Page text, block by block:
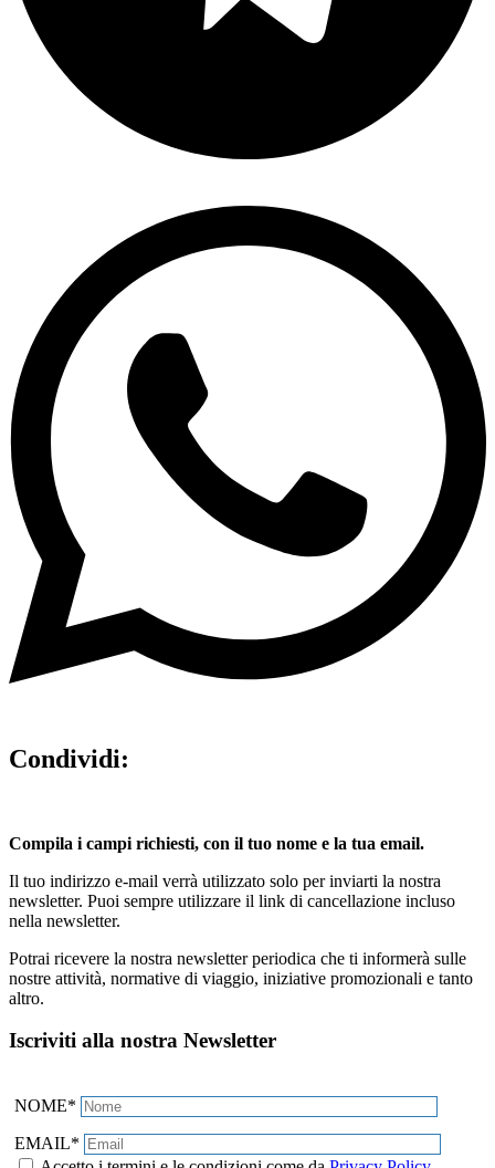
Condividi:
Compila i campi richiesti, con il tuo nome e la tua email.
Il tuo indirizzo e-mail verrà utilizzato solo per inviarti la nostra
newsletter. Puoi sempre utilizzare il link di cancellazione incluso
nella newsletter.
Potrai ricevere la nostra newsletter periodica che ti informerà sulle
nostre attività, normative di viaggio, iniziative promozionali e tanto
altro.
Iscriviti alla nostra Newsletter
NOME*
EMAIL*